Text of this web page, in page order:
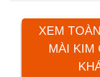
XEM
MÀI KIM